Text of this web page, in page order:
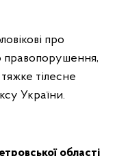
про
правопорушення,
тілесне
України.
області